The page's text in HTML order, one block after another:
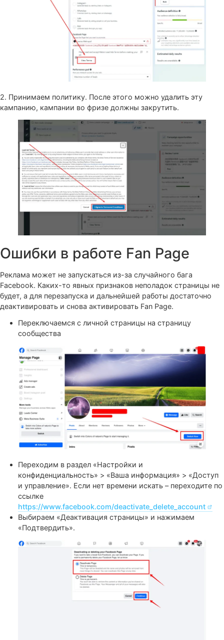
2. Принимаем политику. После этого можно удалить
кампанию, кампании во фризе должны закрутить.
Ошибки в работе Fan Page
Facebook. Каких-то явных признаков неполадок
будет, а для перезапуска и дальнейшей работы
деактивировать и снова активировать Fan Page.
Переключаемся с личной страницы на страницу
сообщества
Переходим в раздел «Настройки и
конфиденциальность» > «Ваша информация» >
и управление». Если нет времени искать –
https://www.facebook.com/